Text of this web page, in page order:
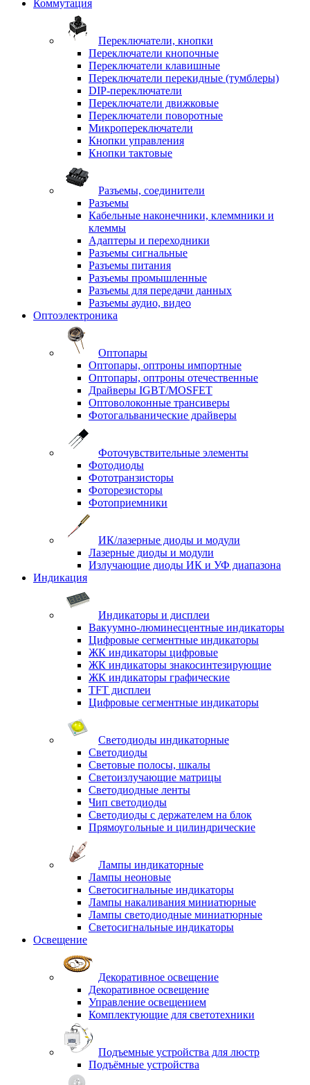
Коммутация
Переключатели, кнопки
Переключатели кнопочные
Переключатели клавишные
Переключатели перекидные (тумблеры)
DIP-переключатели
Переключатели движковые
Переключатели поворотные
Микропереключатели
Кнопки управления
Кнопки тактовые
Разъемы, соединители
Разъемы
Кабельные наконечники, клеммники и
клеммы
Адаптеры и переходники
Разъемы сигнальные
Разъемы питания
Разъемы промышленные
Разъемы для передачи данных
Разъемы аудио, видео
Оптоэлектроника
Оптопары
Оптопары, оптроны импортные
Оптопары, оптроны отечественные
Драйверы IGBT/MOSFET
Оптоволоконные трансиверы
Фотогальванические драйверы
Фоточувствительные элементы
Фотодиоды
Фототранзисторы
Фоторезисторы
Фотоприемники
ИК/лазерные диоды и модули
Лазерные диоды и модули
Излучающие диоды ИК и УФ диапазона
Индикация
Индикаторы и дисплеи
Вакуумно-люминесцентные индикаторы
Цифровые сегментные индикаторы
ЖК индикаторы цифровые
ЖК индикаторы знакосинтезирующие
ЖК индикаторы графические
TFT дисплеи
Цифровые сегментные индикаторы
Светодиоды индикаторные
Светодиоды
Световые полосы, шкалы
Светоизлучающие матрицы
Светодиодные ленты
Чип светодиоды
Светодиоды с держателем на блок
Прямоугольные и цилиндрические
Лампы индикаторные
Лампы неоновые
Светосигнальные индикаторы
Лампы накаливания миниатюрные
Лампы светодиодные миниатюрные
Светосигнальные индикаторы
Освещение
Декоративное освещение
Декоративное освещение
Управление освещением
Комплектующие для светотехники
Подъемные устройства для люстр
Подъёмные устройства